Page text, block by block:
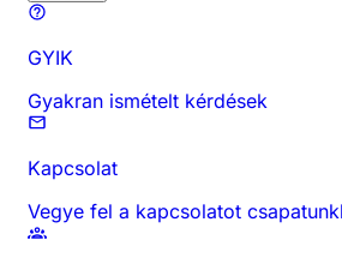
GYIK
Gyakran ismételt kérdések
Kapcsolat
Vegye fel a kapcsolatot